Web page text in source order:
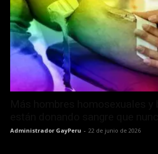
Administrador GayPeru - 22 de junio de 2026